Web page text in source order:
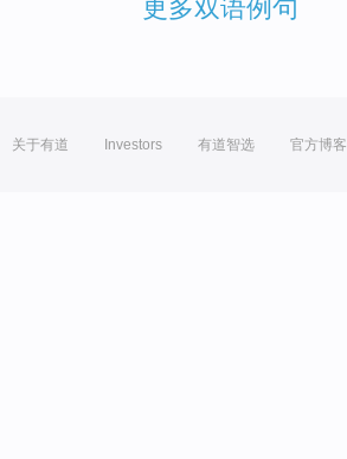
更多双语例句
关于有道 Investors 有道智选 官方博客